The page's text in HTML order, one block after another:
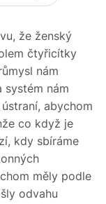
že ženský
čtyřicítky
nám
systém nám
abychom
co když je
kdy sbíráme
měly podle
odvahu